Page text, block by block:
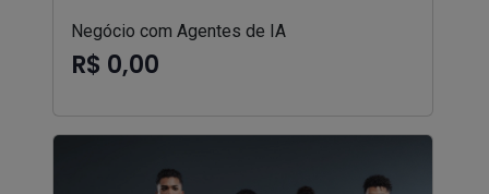
Negócio com Agentes de IA
R$ 0,00